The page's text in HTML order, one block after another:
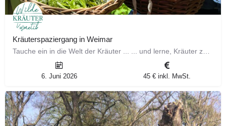
Kräuterspaziergang in Weimar
6. Juni 2026 45 € inkl. MwSt.